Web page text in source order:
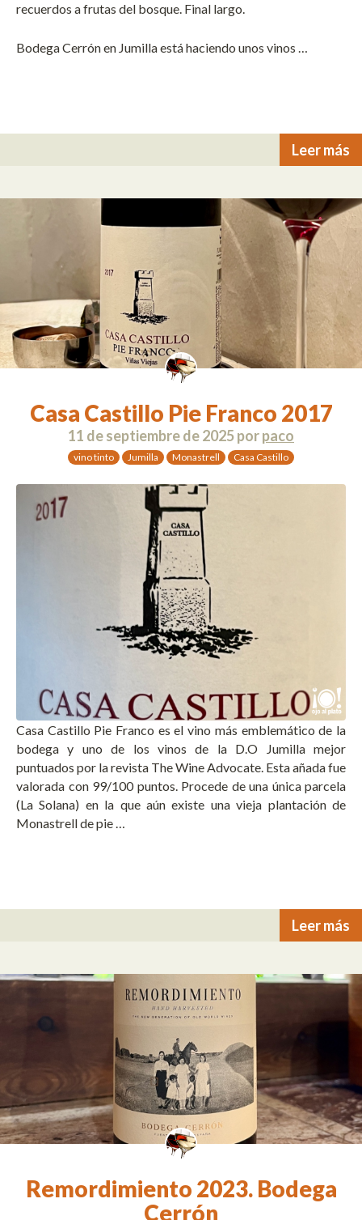
recuerdos a frutas del bosque. Final largo.
Bodega Cerrón en Jumilla está haciendo unos vinos …
Leer más
Casa Castillo Pie Franco 2017
11 de septiembre de 2025porpaco
vino tinto Jumilla Monastrell Casa Castillo
Casa Castillo Pie Franco es el vino más emblemático de la
bodega y uno de los vinos de la D.O Jumilla mejor
puntuados por la revista The Wine Advocate. Esta añada fue
valorada con 99/100 puntos. Procede de una única parcela
(La Solana) en la que aún existe una vieja plantación de
Monastrell de pie …
Leer más
Remordimiento 2023. Bodega
Cerrón